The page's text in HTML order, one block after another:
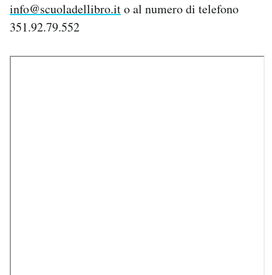
info@scuoladellibro.ito al numero di telefono
351.92.79.552